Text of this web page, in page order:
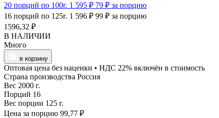
20 порций по 100г. 1 595 ₽ 79 ₽ за порцию
16 порций по 125г. 1 596 ₽ 99 ₽ за порцию
1596,32 ₽
В НАЛИЧИИ
Много
в корзину
Оптовая цена без наценки • НДС 22% включён в стоимость
Страна производства Россия
Вес 2000 г.
Порций 16
Вес порции 125 г.
Цена за порцию 99,77 ₽